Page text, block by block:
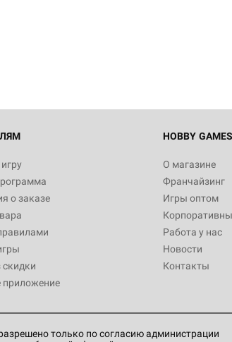
о заказе
скидки
HOBBY GAMES
О магазине
Франчайзинг
Игры оптом
Работа у нас
Новости
Контакты
только по согласию администрации